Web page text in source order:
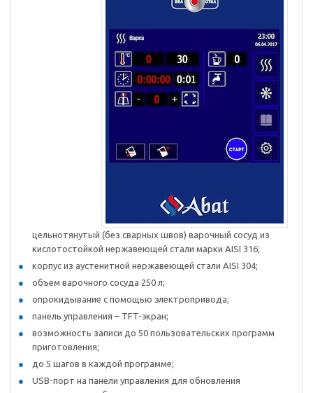
цельнотянутый (без сварных швов) варочный сосуд из
кислотостойкой нержавеющей стали марки AISI 316;
корпус из аустенитной нержавеющей стали AISI 304;
объем варочного сосуда 250 л;
опрокидывание с помощью электропривода;
панель управления – TFT-экран;
возможность записи до 50 пользовательских программ
приготовления;
до 5 шагов в каждой программе;
USB-порт на панели управления для обновления